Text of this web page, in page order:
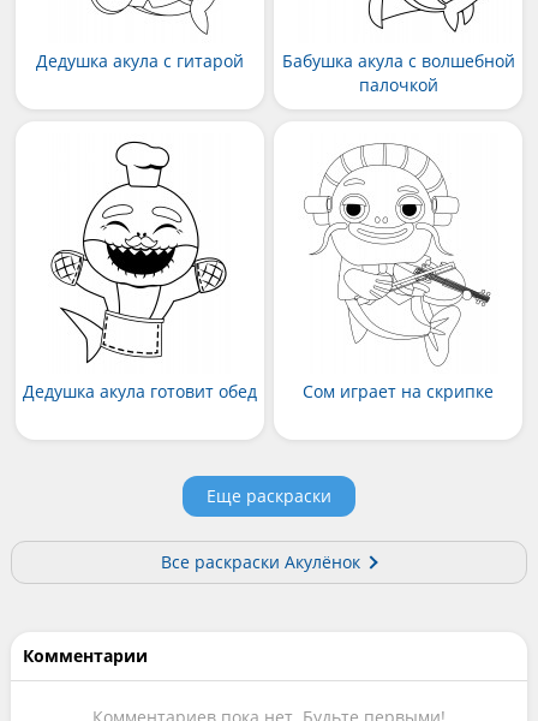
Дедушка акула с гитарой
Бабушка акула с волшебной
палочкой
Дедушка акула готовит обед Сом играет на скрипке
Еще раскраски
Все раскраски Акулёнок
Комментарии